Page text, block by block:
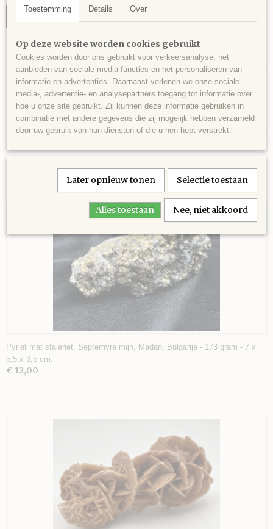
IN WINKELWAGEN
Specificaties
Productcode
ARA0018
EAN code
344
Omschrijving
Stukje paars met grijze aragoniet, Pesquera, Spanje - 23 gram - 3,5 x 2 x
2 cm.
Ook interessant
Pyriet met sfaleriet, Septemvre mijn, Madan, Bulgarije - 173 gram - 7 x
5,5 x 3,5 cm.
€ 12,00
Toestemming Details Over
Op deze website worden cookies gebruikt
Cookies worden door ons gebruikt voor verkeersanalyse, het
aanbieden van sociale media-functies en het personaliseren van
informatie en advertenties. Daarnaast verlenen we onze sociale
media-, advertentie- en analysepartners toegang tot informatie over
hoe u onze site gebruikt. Zij kunnen deze informatie gebruiken in
combinatie met andere gegevens die zij mogelijk hebben verzameld
door uw gebruik van hun diensten of die u hen hebt verstrekt.
Later opnieuw tonen Selectie toestaan
Alles toestaan Nee, niet akkoord